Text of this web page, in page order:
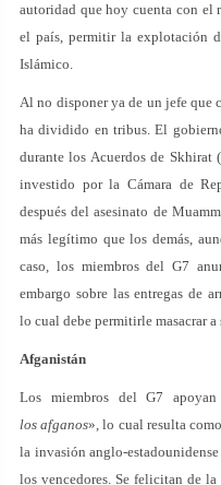
autoridad que hoy cuenta con el
el país, permitir la explotación
Islámico.
Al no disponer ya de un jefe
ha dividido en tribus. El
durante los Acuerdos de Skhirat
investido por la Cámara de
después del asesinato de
más legítimo que los demás,
caso, los miembros del G7
embargo sobre las entregas de
lo cual debe permitirle masacrar
Afganistán
Los miembros del G7
los afganos», lo cual resulta
la invasión anglo-
los vencedores. Se felicitan de